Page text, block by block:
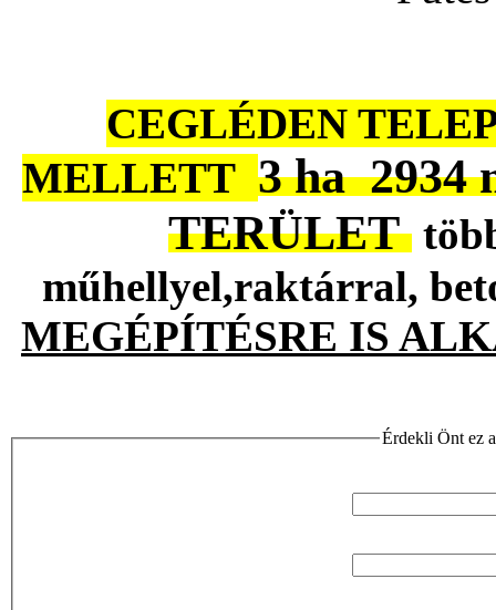
CEGLÉDEN
MELLETT 3 ha 2934
TERÜLET
műhellyel,raktárral,
MEGÉPÍTÉSRE IS
Érdekli Önt ez